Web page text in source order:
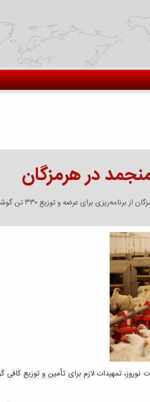
خبر هرمزگان- مدیر توسعه
نوروز، تمهیدات لازم برای تأمین و توزیع